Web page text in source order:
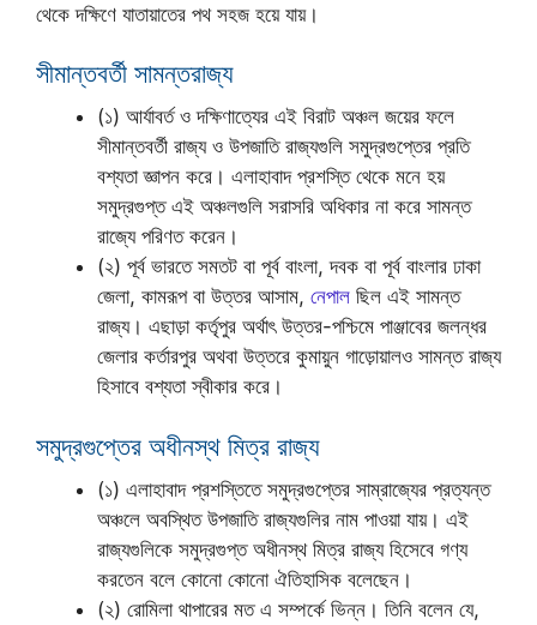
থেকে দক্ষিণে যাতায়াতের পথ সহজ হয়ে যায়।
সীমান্তবর্তী সামন্তরাজ্য
(১) আর্যাবর্ত ও দক্ষিণাত্যের এই বিরাট অঞ্চল জয়ের ফলে
সীমান্তবর্তী রাজ্য ও উপজাতি রাজ্যগুলি সমুদ্রগুপ্তের প্রতি
বশ্যতা জ্ঞাপন করে। এলাহাবাদ প্রশস্তি থেকে মনে হয়
সমুদ্রগুপ্ত এই অঞ্চলগুলি সরাসরি অধিকার না করে সামন্ত
রাজ্যে পরিণত করেন।
(২) পূর্ব ভারতে সমতট বা পূর্ব বাংলা, দবক বা পূর্ব বাংলার ঢাকা
জেলা, কামরূপ বা উত্তর আসাম, নেপাল ছিল এই সামন্ত
রাজ্য। এছাড়া কর্তৃপুর অর্থাৎ উত্তর-পশ্চিমে পাঞ্জাবের জলন্ধর
জেলার কর্তারপুর অথবা উত্তরে কুমায়ুন গাড়োয়ালও সামন্ত রাজ্য
হিসাবে বশ্যতা স্বীকার করে।
সমুদ্রগুপ্তের অধীনস্থ মিত্র রাজ্য
(১) এলাহাবাদ প্রশস্তিতে সমুদ্রগুপ্তের সাম্রাজ্যের প্রত্যন্ত
অঞ্চলে অবস্থিত উপজাতি রাজ্যগুলির নাম পাওয়া যায়। এই
রাজ্যগুলিকে সমুদ্রগুপ্ত অধীনস্থ মিত্র রাজ্য হিসেবে গণ্য
করতেন বলে কোনো কোনো ঐতিহাসিক বলেছেন।
(২) রোমিলা থাপারের মত এ সম্পর্কে ভিন্ন। তিনি বলেন যে,